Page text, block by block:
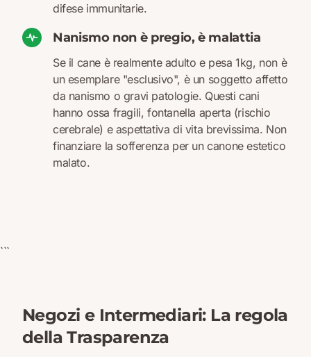
difese immunitarie.
Nanismo non è pregio, è malattia
Se il cane è realmente adulto e pesa 1kg, non è
un esemplare "esclusivo", è un soggetto affetto
da nanismo o gravi patologie. Questi cani
hanno ossa fragili, fontanella aperta (rischio
cerebrale) e aspettativa di vita brevissima. Non
finanziare la sofferenza per un canone estetico
malato.
```
Negozi e Intermediari: La regola
della Trasparenza